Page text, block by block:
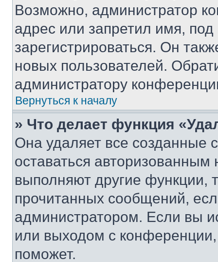
Возможно, администратор
адрес или запретил имя,
зарегистрироваться. Он
новых пользователей.
администратору
Вернуться к началу
» Что делает функция
Она удаляет все созданные
оставаться
выполняют другие функции,
прочитанных сообщений,
администратором. Если вы
или выходом с
поможет.